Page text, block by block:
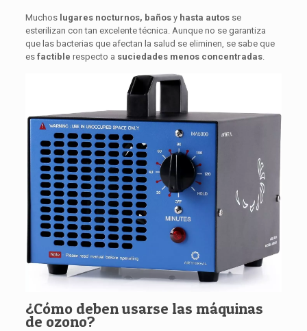
Muchos lugares nocturnos, baños yhasta autosse
esterilizan con tan excelente técnica. Aunque no se garantiza
que las bacterias que afectan la salud se eliminen, se sabe que
es factible respecto a suciedades menos concentradas.
¿Cómo deben usarse las máquinas
de ozono?